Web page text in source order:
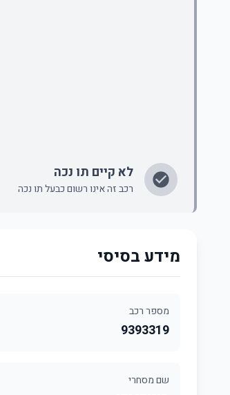
לא קיים תו נכה
רכב זה אינו רשום כבעל תו נכה
מידע בסיסי
מספר רכב
9393319
שם מסחרי